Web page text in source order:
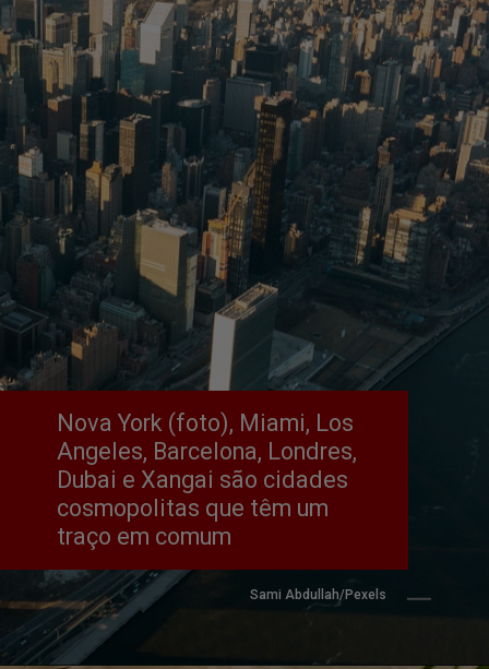
Sami Abdullah/Pexels
Nova York (foto), Miami, Los
Angeles, Barcelona, Londres,
Dubai e Xangai são cidades
cosmopolitas que têm um
traço em comum